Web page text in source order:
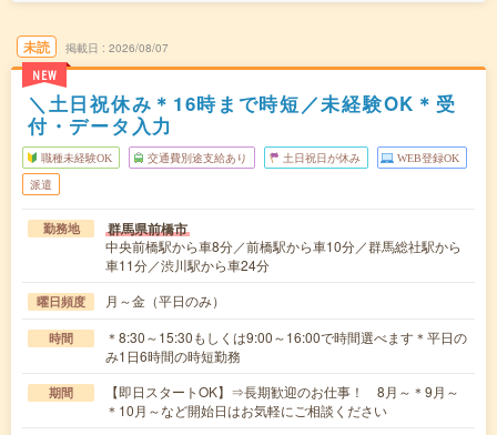
未読
NEW
掲載日 2026/08/07
＼土日祝休み＊16時まで時短／未経験OK＊受
付・データ入力
職種未経験OK 交通費別途支給あり 土日祝日が休み WEB登録OK
派遣
勤務地 群馬県前橋市
中央前橋駅から車8分／前橋駅から車10分／群馬総社駅から
車11分／渋川駅から車24分
曜日頻度 月～金（平日のみ）
時間
＊8:30～15:30もしくは9:00～16:00で時間選べます＊平日の
み1日6時間の時短勤務
期間
【即日スタートOK】⇒長期歓迎のお仕事！ 8月～＊9月～
＊10月～など開始日はお気軽にご相談ください